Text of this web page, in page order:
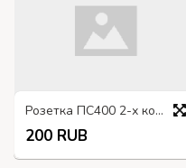
Розетка ПС400 2-х контактная
200 RUB